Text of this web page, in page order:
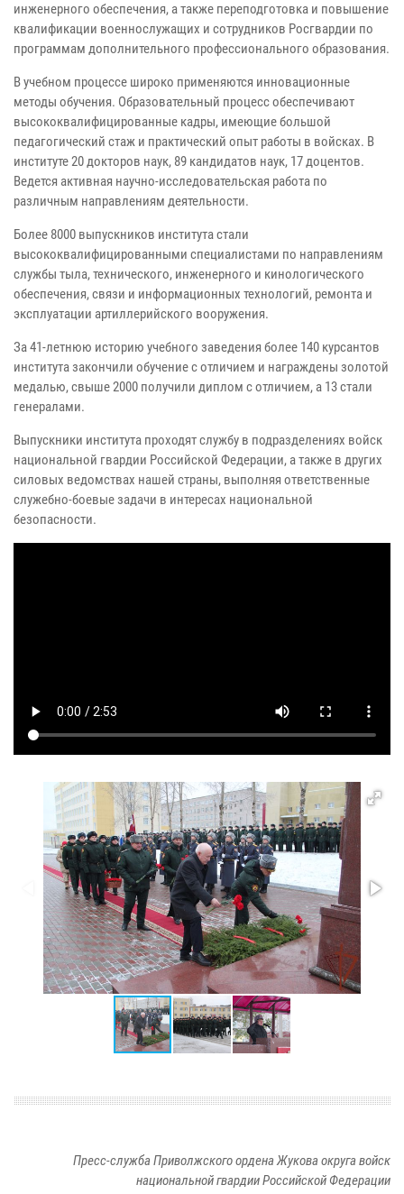
инженерного обеспечения, а также переподготовка и повышение
квалификации военнослужащих и сотрудников Росгвардии по
программам дополнительного профессионального образования.
В учебном процессе широко применяются инновационные
методы обучения. Образовательный процесс обеспечивают
высококвалифицированные кадры, имеющие большой
педагогический стаж и практический опыт работы в войсках. В
институте 20 докторов наук, 89 кандидатов наук, 17 доцентов.
Ведется активная научно-исследовательская работа по
различным направлениям деятельности.
Более 8000 выпускников института стали
высококвалифицированными специалистами по направлениям
службы тыла, технического, инженерного и кинологического
обеспечения, связи и информационных технологий, ремонта и
эксплуатации артиллерийского вооружения.
За 41-летнюю историю учебного заведения более 140 курсантов
института закончили обучение с отличием и награждены золотой
медалью, свыше 2000 получили диплом с отличием, а 13 стали
генералами.
Выпускники института проходят службу в подразделениях войск
национальной гвардии Российской Федерации, а также в других
силовых ведомствах нашей страны, выполняя ответственные
служебно-боевые задачи в интересах национальной
безопасности.
Пресс-служба Приволжского ордена Жукова округа войск
национальной гвардии Российской Федерации